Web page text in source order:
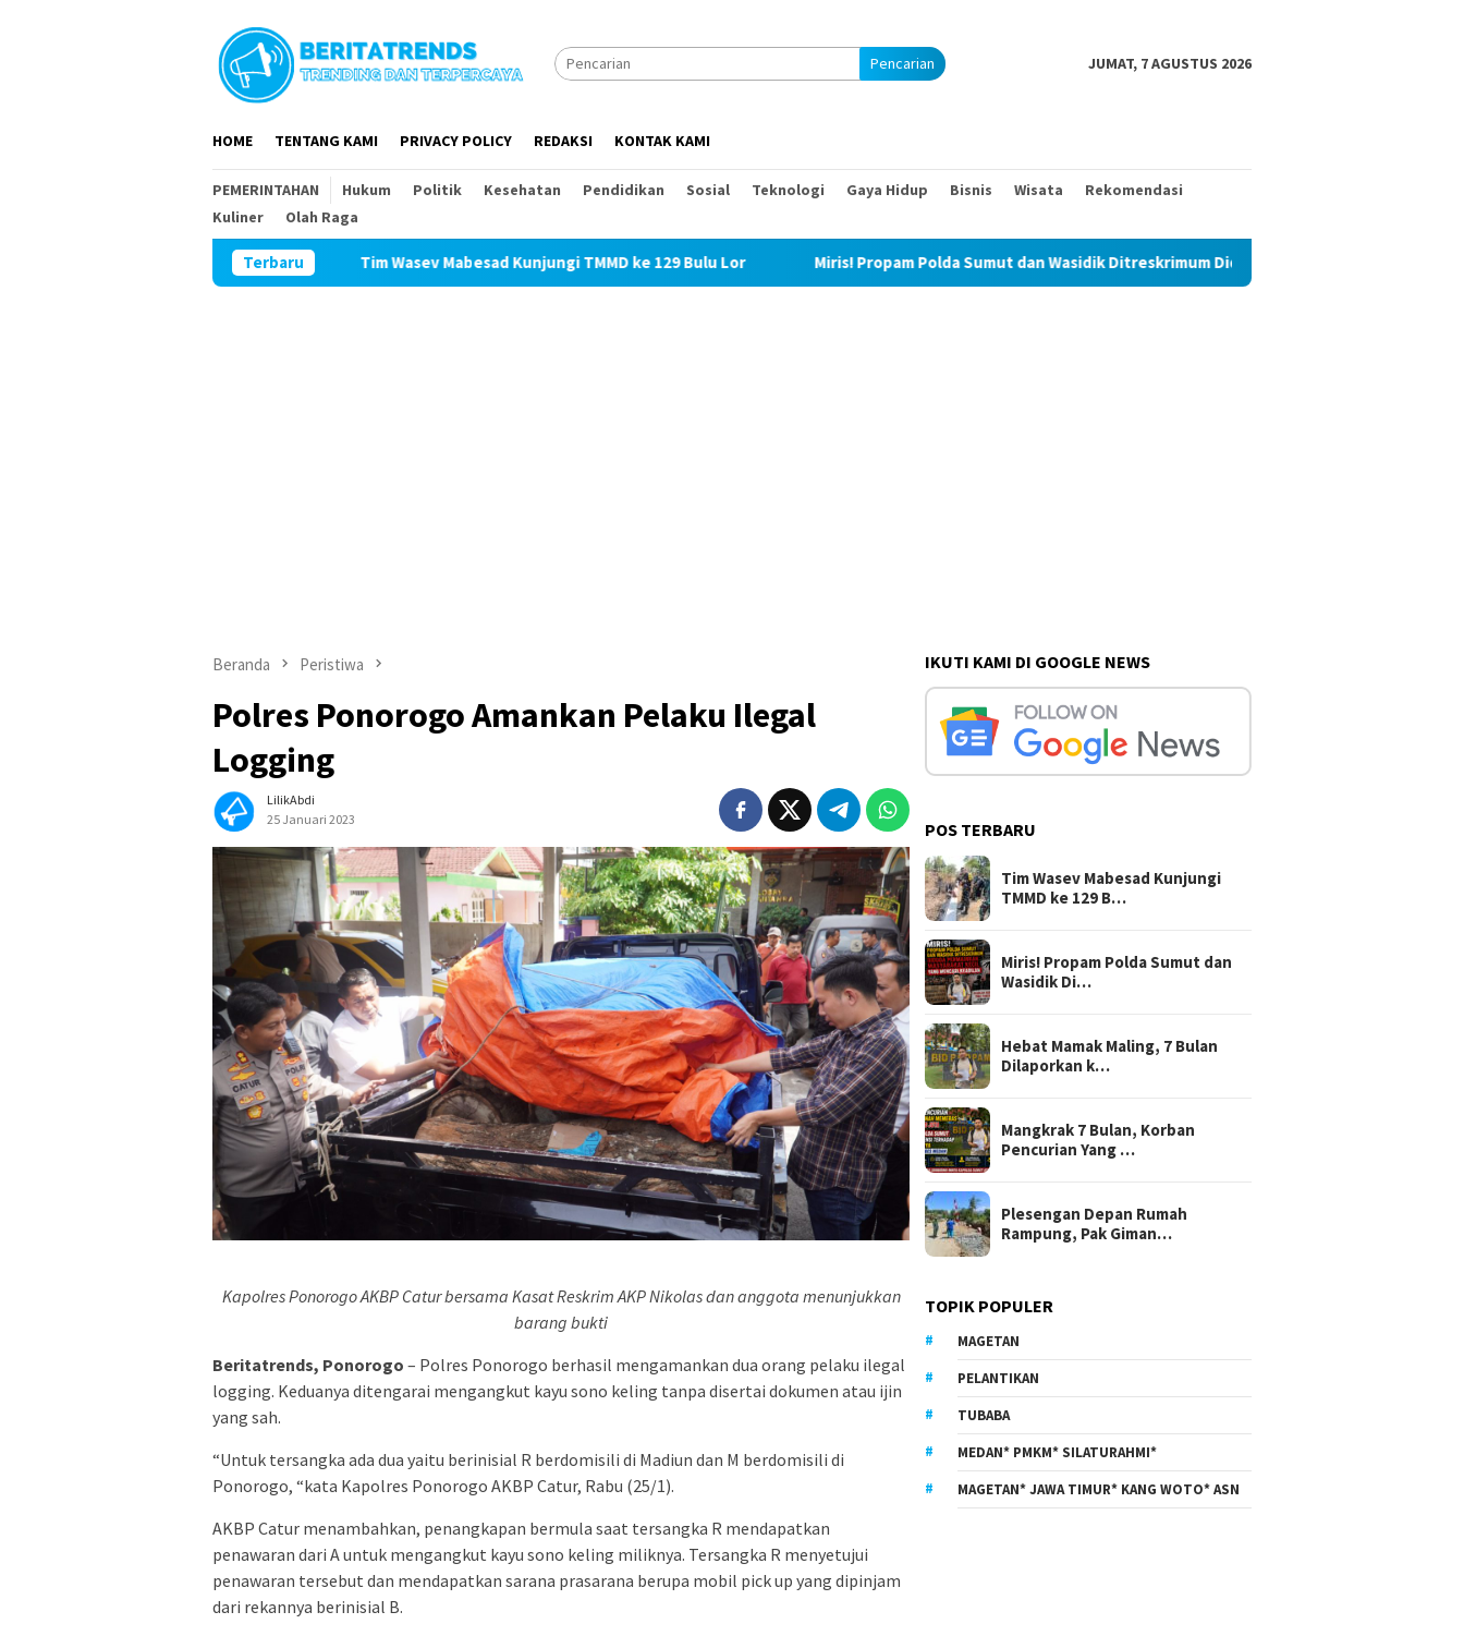
Pencarian JUMAT, 7 AGUSTUS 2026
HOME TENTANG KAMI PRIVACY POLICY REDAKSI KONTAK KAMI
PEMERINTAHAN Hukum Politik Kesehatan Pendidikan Sosial Teknologi Gaya Hidup Bisnis Wisata
Rekomendasi
Kuliner
Olah Raga
Terbaru
Tim Wasev Mabesad Kunjungi TMMD ke 129 Bulu Lor Miris! Propam Polda Sumut dan Wasidik Ditreskrimum Diduga Permainkan Masyarakat Kecil Yang
Beranda Peristiwa
Polres Ponorogo Amankan Pelaku Ilegal
Logging
LilikAbdi
25 Januari 2023
Kapolres Ponorogo AKBP Catur bersama Kasat Reskrim AKP Nikolas dan anggota menunjukkan
barang bukti
Beritatrends, Ponorogo – Polres Ponorogo berhasil mengamankan dua orang pelaku ilegal
logging. Keduanya ditengarai mengangkut kayu sono keling tanpa disertai dokumen atau ijin
yang sah.
“Untuk tersangka ada dua yaitu berinisial R berdomisili di Madiun dan M berdomisili di
Ponorogo, “kata Kapolres Ponorogo AKBP Catur, Rabu (25/1).
AKBP Catur menambahkan, penangkapan bermula saat tersangka R mendapatkan
penawaran dari A untuk mengangkut kayu sono keling miliknya. Tersangka R menyetujui
penawaran tersebut dan mendapatkan sarana prasarana berupa mobil pick up yang dipinjam
dari rekannya berinisial B.
IKUTI KAMI DI GOOGLE NEWS
POS TERBARU
Tim Wasev Mabesad Kunjungi
TMMD ke 129 B…
Miris! Propam Polda Sumut dan
Wasidik Di…
Hebat Mamak Maling, 7 Bulan
Dilaporkan k…
Mangkrak 7 Bulan, Korban
Pencurian Yang …
Plesengan Depan Rumah
Rampung, Pak Giman…
TOPIK POPULER
MAGETAN
PELANTIKAN
TUBABA
MEDAN* PMKM* SILATURAHMI*
MAGETAN* JAWA TIMUR* KANG WOTO* ASN